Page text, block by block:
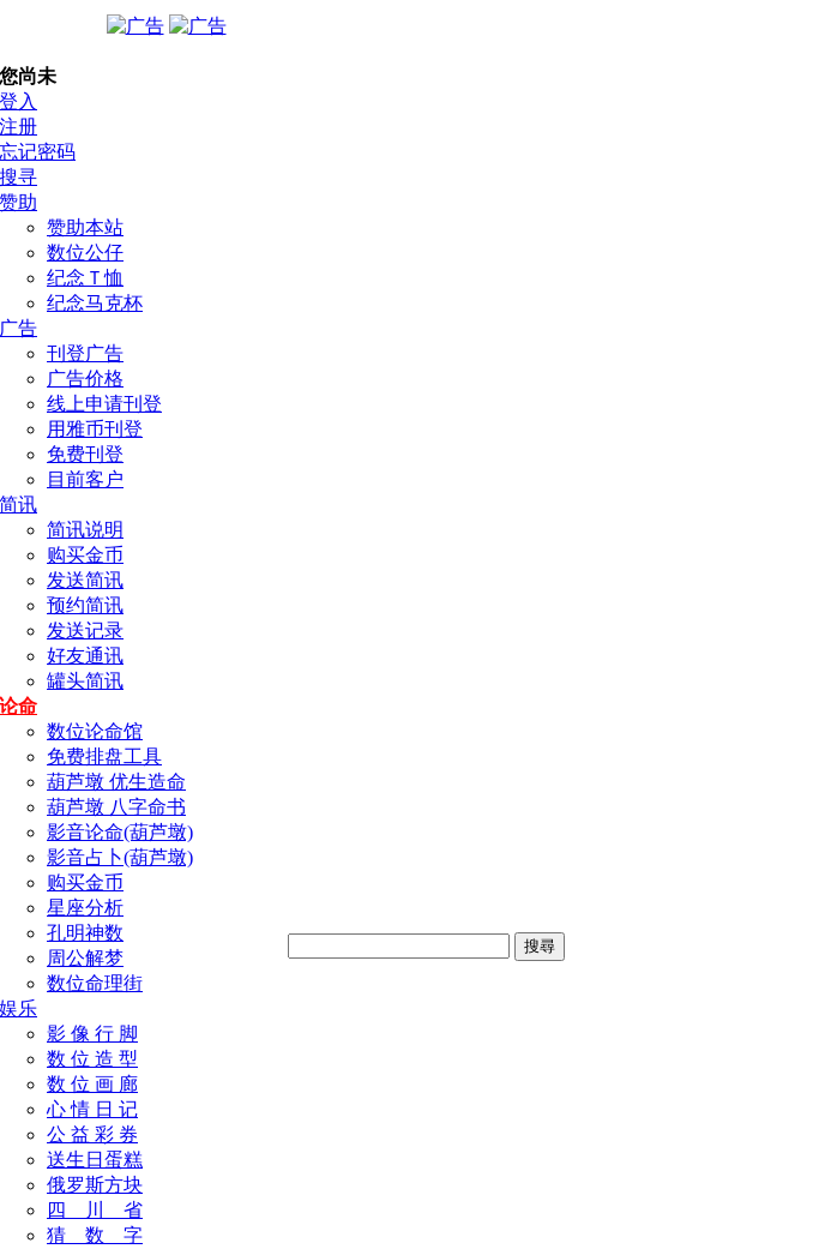
您尚未
登入
注册
忘记密码
搜寻
赞助
赞助本站
数位公仔
纪念Ｔ恤
纪念马克杯
广告
刊登广告
广告价格
线上申请刊登
用雅币刊登
免费刊登
目前客户
简讯
简讯说明
购买金币
发送简讯
预约简讯
发送记录
好友通讯
罐头简讯
论命
数位论命馆
免费排盘工具
葫芦墩 优生造命
葫芦墩 八字命书
影音论命(葫芦墩)
影音占卜(葫芦墩)
购买金币
星座分析
孔明神数
周公解梦
数位命理街
娱乐
影 像 行 脚
数 位 造 型
数 位 画 廊
心 情 日 记
公 益 彩 券
送生日蛋糕
俄罗斯方块
四 川 省
猜 数 字